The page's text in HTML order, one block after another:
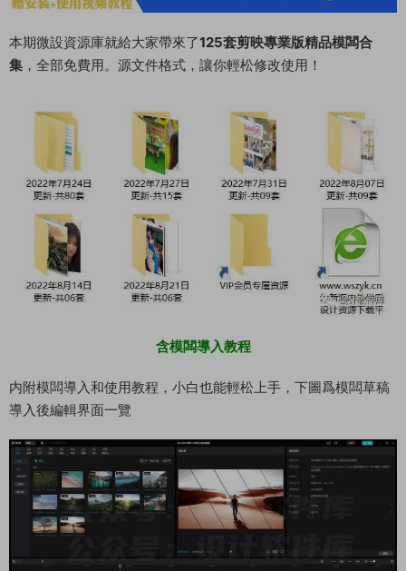
本期微設資源庫就給大家帶來了125套剪映專業版精品模闆合
集 ，全部免費用。源文件格式，讓你輕松修改使用！
含模闆導入教程
内附模闆導入和使用教程，小白也能輕松上手，下圖爲模闆草稿
導入後編輯界面一覽